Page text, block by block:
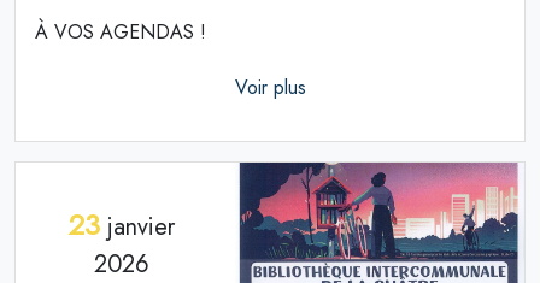
À VOS AGENDAS !
Voir plus
23janvier
2026